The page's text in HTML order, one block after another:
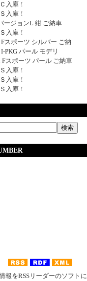
入庫！
入庫！
ージョンL 紺 ご納車
入庫！
Fスポーツ シルバー ご納
PKG パール モデリ
Fスポーツ パール ご納車
入庫！
入庫！
入庫！
報をRSSリーダーのソフト